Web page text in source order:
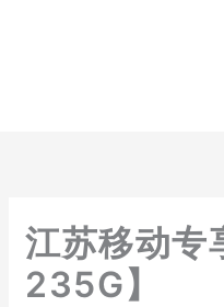
江苏移动专
235G】